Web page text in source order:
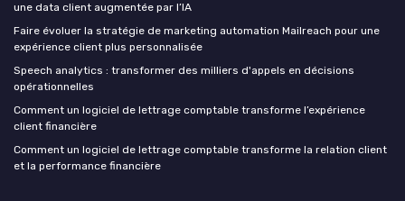
une data client augmentée par l’IA
Faire évoluer la stratégie de marketing automation Mailreach pour une
expérience client plus personnalisée
Speech analytics : transformer des milliers d'appels en décisions
opérationnelles
Comment un logiciel de lettrage comptable transforme l’expérience
client financière
Comment un logiciel de lettrage comptable transforme la relation client
et la performance financière